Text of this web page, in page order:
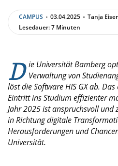
CAMPUS 03.04.2025
Tanja
Lesedauer: 7 Minuten
D ie Universität Bamberg
Verwaltung von
löst die Software HIS GX ab.
Eintritt ins Studium effizienter
Jahr 2025 ist anspruchsvoll und
in Richtung digitale
Herausforderungen und
Universität.